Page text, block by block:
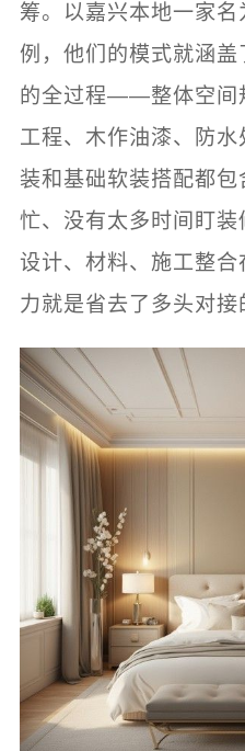
筹。以嘉兴本地一家
例，他们的模式就涵
的全过程——整体空间
工程、木作油漆、防
装和基础软装搭配都
忙、没有太多时间盯
设计、材料、施工整合
力就是省去了多头对接